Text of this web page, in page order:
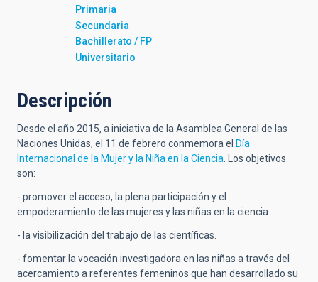
Primaria
Secundaria
Bachillerato / FP
Universitario
Descripción
Desde el año 2015, a iniciativa de la Asamblea General de las
Naciones Unidas, el 11 de febrero conmemora el Día
Internacional de la Mujer y la Niña en la Ciencia . Los objetivos
son:
- promover el acceso, la plena participación y el
empoderamiento de las mujeres y las niñas en la ciencia.
- la visibilización del trabajo de las científicas.
- fomentar la vocación investigadora en las niñas a través del
acercamiento a referentes femeninos que han desarrollado su